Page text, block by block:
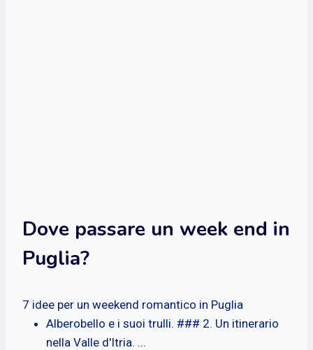
Dove passare un week end in
Puglia?
7 idee per un weekend romantico in Puglia
Alberobello e i suoi trulli. ### 2. Un itinerario
nella Valle d'Itria. ...